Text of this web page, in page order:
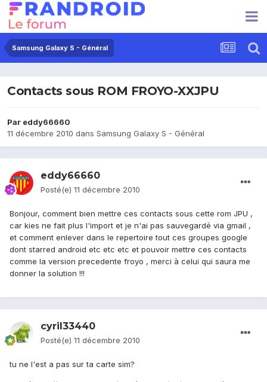
Samsung Galaxy S - Général
Contacts sous ROM FROYO-XXJPU
Par eddy66660
11 décembre 2010 dans Samsung Galaxy S - Général
eddy66660
Posté(e) 11 décembre 2010
Bonjour, comment bien mettre ces contacts sous cette rom JPU ,
car kies ne fait plus l'import et je n'ai pas sauvegardé via gmail ,
et comment enlever dans le repertoire tout ces groupes google
dont starred android etc etc etc et pouvoir mettre ces contacts
comme la version precedente froyo , merci à celui qui saura me
donner la solution !!!
cyril33440
Posté(e) 11 décembre 2010
tu ne l'est a pas sur ta carte sim?